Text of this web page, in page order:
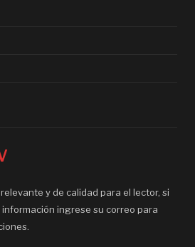
y de calidad para el lector, si
ingrese su correo para